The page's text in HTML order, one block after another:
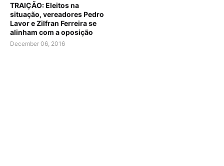
TRAIÇÃO: Eleitos na
situação, vereadores Pedro
Lavor e Zilfran Ferreira se
alinham com a oposição
December 06, 2016